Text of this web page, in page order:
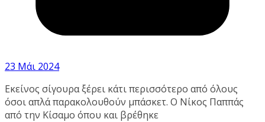
23 Μάι 2024
Εκείνος σίγουρα ξέρει κάτι περισσότερο από όλους
όσοι απλά παρακολουθούν μπάσκετ. Ο Νίκος Παππάς
από την Κίσαμο όπου και βρέθηκε